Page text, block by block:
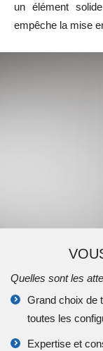
un élément
empêche la mise
Quelles sont les
Grand choix de
toutes les
Expertise et